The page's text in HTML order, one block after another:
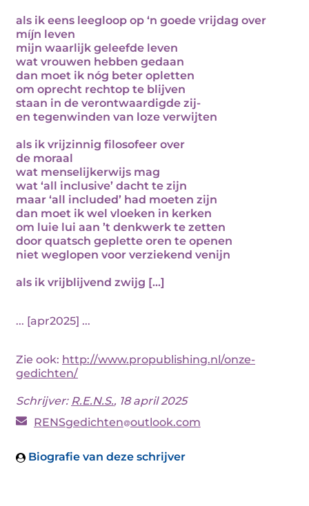
als ik eens leegloop op ‘n goede vrijdag over
míjn leven
mijn waarlijk geleefde leven
wat vrouwen hebben gedaan
dan moet ik nóg beter opletten
om oprecht rechtop te blijven
staan in de verontwaardigde zij-
en tegenwinden van loze verwijten
als ik vrijzinnig filosofeer over
de moraal
wat menselijkerwijs mag
wat ‘all inclusive’ dacht te zijn
maar ‘all included’ had moeten zijn
dan moet ik wel vloeken in kerken
om luie lui aan ’t denkwerk te zetten
door quatsch geplette oren te openen
niet weglopen voor verziekend venijn
als ik vrijblijvend zwijg [...]
... [apr2025] ...
Zie ook: http://www.propublishing.nl/onze-
gedichten/
Schrijver: R.E.N.S., 18 april 2025
RENSgedichten outlook.com
Biografie van deze schrijver